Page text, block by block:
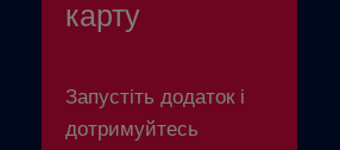
карту
Запустіть додаток і
дотримуйтесь